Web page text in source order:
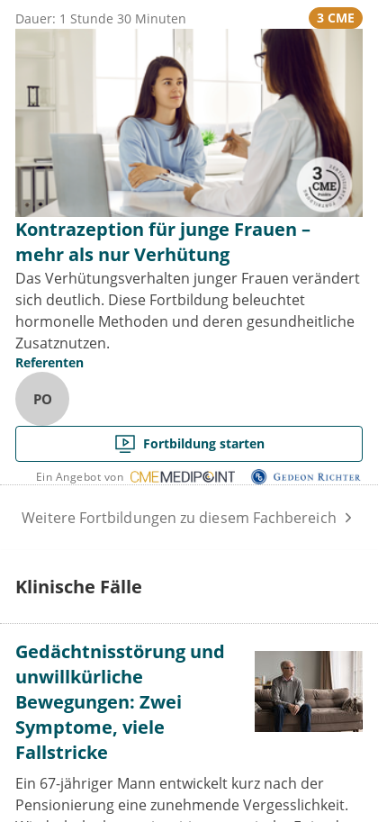
Dauer: 1 Stunde 30 Minuten 3 CME
Kontrazeption für junge Frauen –
mehr als nur Verhütung
Das Verhütungsverhalten junger Frauen verändert
sich deutlich. Diese Fortbildung beleuchtet
hormonelle Methoden und deren gesundheitliche
Zusatznutzen.
Referenten
PO
Fortbildung starten
Ein Angebot von
Weitere Fortbildungen zu diesem Fachbereich
Klinische Fälle
Gedächtnisstörung und
unwillkürliche
Bewegungen: Zwei
Symptome, viele
Fallstricke
Ein 67-jähriger Mann entwickelt kurz nach der
Pensionierung eine zunehmende Vergesslichkeit.